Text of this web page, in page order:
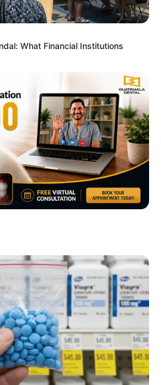
That The Bible Forbids:
Carano To Take It All Back?
What Financial Institutions